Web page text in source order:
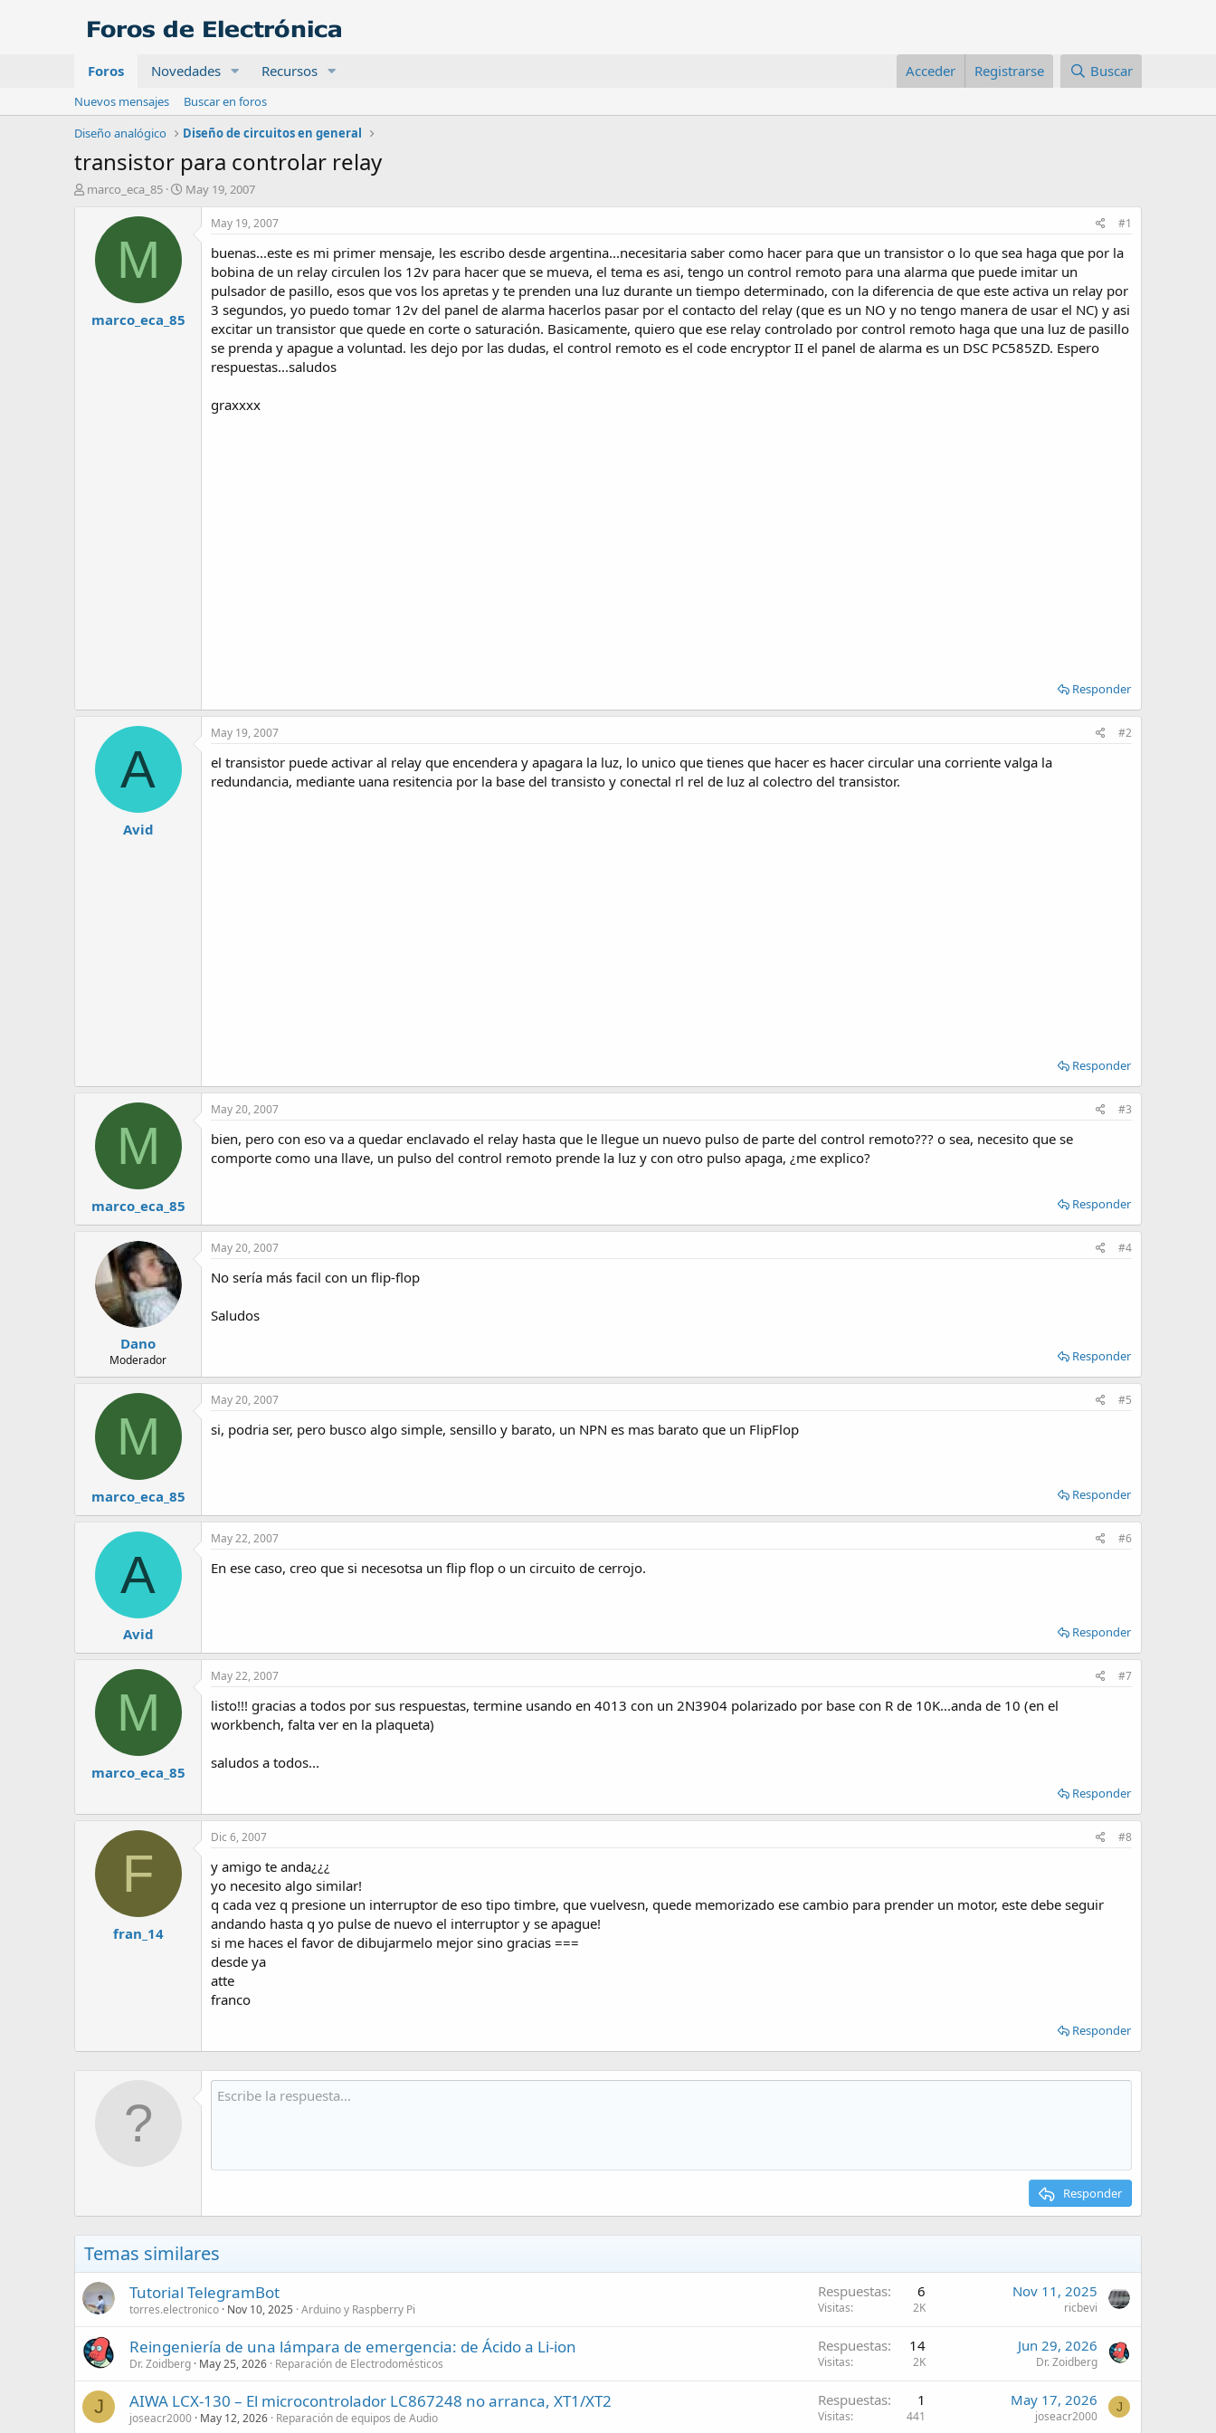
Foros Novedades Recursos Acceder Registrarse Buscar
Nuevos mensajes
Buscar en foros
Diseño analógico
Diseño de circuitos en general
transistor para controlar relay
A
marco_eca_85
F
May 19, 2007
M
marco_eca_85
May 19, 2007 #1
buenas...este es mi primer mensaje, les escribo desde argentina...necesitaria saber como hacer para que un transistor o lo que sea haga que por la
bobina de un relay circulen los 12v para hacer que se mueva, el tema es asi, tengo un control remoto para una alarma que puede imitar un
pulsador de pasillo, esos que vos los apretas y te prenden una luz durante un tiempo determinado, con la diferencia de que este activa un relay por
3 segundos, yo puedo tomar 12v del panel de alarma hacerlos pasar por el contacto del relay (que es un NO y no tengo manera de usar el NC) y asi
excitar un transistor que quede en corte o saturación. Basicamente, quiero que ese relay controlado por control remoto haga que una luz de pasillo
se prenda y apague a voluntad. les dejo por las dudas, el control remoto es el code encryptor II el panel de alarma es un DSC PC585ZD. Espero
respuestas...saludos
graxxxx
Responder
A
Avid
May 19, 2007 #2
el transistor puede activar al relay que encendera y apagara la luz, lo unico que tienes que hacer es hacer circular una corriente valga la
redundancia, mediante uana resitencia por la base del transisto y conectal rl rel de luz al colectro del transistor.
Responder
M
marco_eca_85
May 20, 2007 #3
bien, pero con eso va a quedar enclavado el relay hasta que le llegue un nuevo pulso de parte del control remoto??? o sea, necesito que se
comporte como una llave, un pulso del control remoto prende la luz y con otro pulso apaga, ¿me explico?
Responder
Dano
Moderador
May 20, 2007 #4
No sería más facil con un flip-flop
Saludos
Responder
M
marco_eca_85
May 20, 2007 #5
si, podria ser, pero busco algo simple, sensillo y barato, un NPN es mas barato que un FlipFlop
Responder
A
Avid
May 22, 2007 #6
En ese caso, creo que si necesotsa un flip flop o un circuito de cerrojo.
Responder
M
marco_eca_85
May 22, 2007 #7
listo!!! gracias a todos por sus respuestas, termine usando en 4013 con un 2N3904 polarizado por base con R de 10K...anda de 10 (en el
workbench, falta ver en la plaqueta)
saludos a todos...
Responder
F
fran_14
Dic 6, 2007 #8
y amigo te anda¿¿¿
yo necesito algo similar!
q cada vez q presione un interruptor de eso tipo timbre, que vuelvesn, quede memorizado ese cambio para prender un motor, este debe seguir
andando hasta q yo pulse de nuevo el interruptor y se apague!
si me haces el favor de dibujarmelo mejor sino gracias ===
desde ya
atte
franco
Responder
Responder
Temas similares
Tutorial TelegramBot
torres.electronico Nov 10, 2025 Arduino y Raspberry Pi
Respuestas 6
Visitas 2K
Nov 11, 2025
ricbevi
Reingeniería de una lámpara de emergencia: de Ácido a Li-ion
Dr. Zoidberg May 25, 2026 Reparación de Electrodomésticos
Respuestas 14
Visitas 2K
Jun 29, 2026
Dr. Zoidberg
J AIWA LCX-130 – El microcontrolador LC867248 no arranca, XT1/XT2
joseacr2000 May 12, 2026 Reparación de equipos de Audio
Respuestas 1
Visitas 441
May 17, 2026
joseacr2000
J